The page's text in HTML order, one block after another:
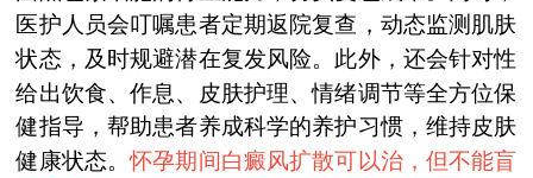
医护人员会叮嘱患者定期返院复查，动态监测肌肤
状态，及时规避潜在复发风险。此外，还会针对性
给出饮食、作息、皮肤护理、情绪调节等全方位保
健指导，帮助患者养成科学的养护习惯，维持皮肤
健康状态。怀孕期间白癜风扩散可以治，但不能盲